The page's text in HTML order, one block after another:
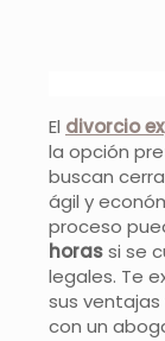
El divorcio
la opción
buscan
ágil y
proceso
horassi se
legales. Te
sus
con un